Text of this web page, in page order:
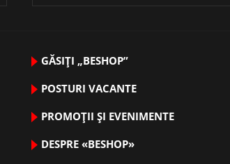
GĂSIȚI „BESHOP”
POSTURI VACANTE
PROMOȚII ȘI EVENIMENTE
DESPRE «BESHOP»